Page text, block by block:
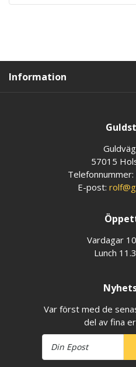
Information
57015
Telefonnummer:
E-post:
Vardagar
Lunch
Var först med de
del av fina